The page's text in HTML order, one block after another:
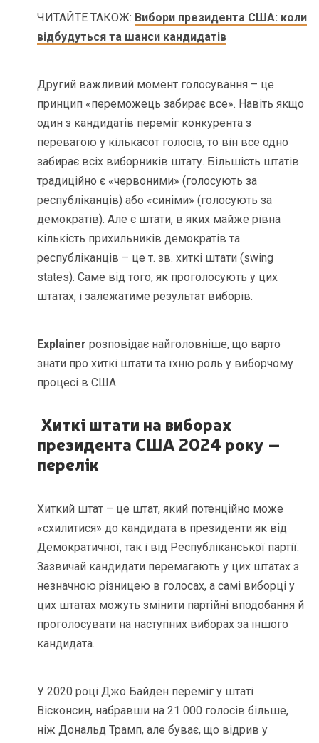
ЧИТАЙТЕ ТАКОЖ: Вибори президента США: коли
відбудуться та шанси кандидатів
Другий важливий момент голосування – це
принцип «переможець забирає все». Навіть якщо
один з кандидатів переміг конкурента з
перевагою у кількасот голосів, то він все одно
забирає всіх виборників штату. Більшість штатів
традиційно є «червоними» (голосують за
республіканців) або «синіми» (голосують за
демократів). Але є штати, в яких майже рівна
кількість прихильників демократів та
республіканців – це т. зв. хиткі штати (swing
states). Саме від того, як проголосують у цих
штатах, і залежатиме результат виборів.
Explainerрозповідає найголовніше, що варто
знати про хиткі штати та їхню роль у виборчому
процесі в США.
Хиткі штати на виборах
президента США 2024 року –
перелік
Хиткий штат – це штат, який потенційно може
«схилитися» до кандидата в президенти як від
Демократичної, так і від Республіканської партії.
Зазвичай кандидати перемагають у цих штатах з
незначною різницею в голосах, а самі виборці у
цих штатах можуть змінити партійні вподобання й
проголосувати на наступних виборах за іншого
кандидата.
У 2020 році Джо Байден переміг у штаті
Вісконсин, набравши на 21 000 голосів більше,
ніж Дональд Трамп, але буває, що відрив у